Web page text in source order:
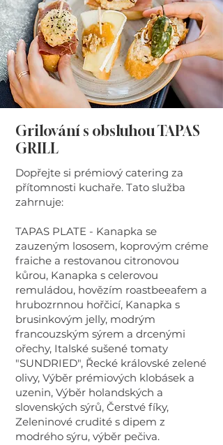
Grilování s obsluhou TAPAS
GRILL
Dopřejte si prémiový catering za
přítomnosti kuchaře. Tato služba
zahrnuje:
TAPAS PLATE - Kanapka se
zauzeným lososem, koprovým créme
fraiche a restovanou citronovou
kůrou, Kanapka s celerovou
remuládou, hovězím roastbeeafem a
hrubozrnnou hořčicí, Kanapka s
brusinkovým jelly, modrým
francouzským sýrem a drcenými
ořechy, Italské sušené tomaty
"SUNDRIED", Řecké královské zelené
olivy, Výběr prémiových klobásek a
uzenin, Výběr holandských a
slovenských sýrů, Čerstvé fíky,
Zeleninové crudité s dipem z
modrého sýru, výběr pečiva.